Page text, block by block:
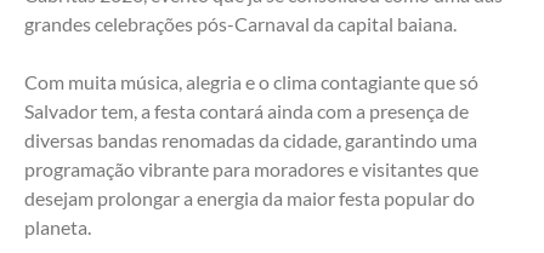
grandes celebrações pós-Carnaval da capital baiana.
Com muita música, alegria e o clima contagiante que só
Salvador tem, a festa contará ainda com a presença de
diversas bandas renomadas da cidade, garantindo uma
programação vibrante para moradores e visitantes que
desejam prolongar a energia da maior festa popular do
planeta.